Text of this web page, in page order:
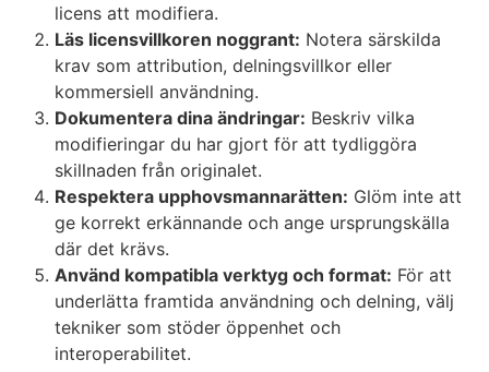
licens att modifiera.
Läs licensvillkoren noggrant: Notera särskilda
krav som attribution, delningsvillkor eller
kommersiell användning.
Dokumentera dina ändringar: Beskriv vilka
modifieringar du har gjort för att tydliggöra
skillnaden från originalet.
Respektera upphovsmannarätten: Glöm inte att
ge korrekt erkännande och ange ursprungskälla
där det krävs.
Använd kompatibla verktyg och format: För att
underlätta framtida användning och delning, välj
tekniker som stöder öppenhet och
interoperabilitet.